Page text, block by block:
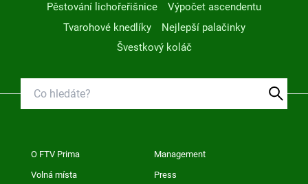
Pěstování lichořeřišnice
Výpočet ascendentu
Tvarohové knedlíky
Nejlepší palačinky
Švestkový koláč
O FTV Prima Management
Volná místa Press